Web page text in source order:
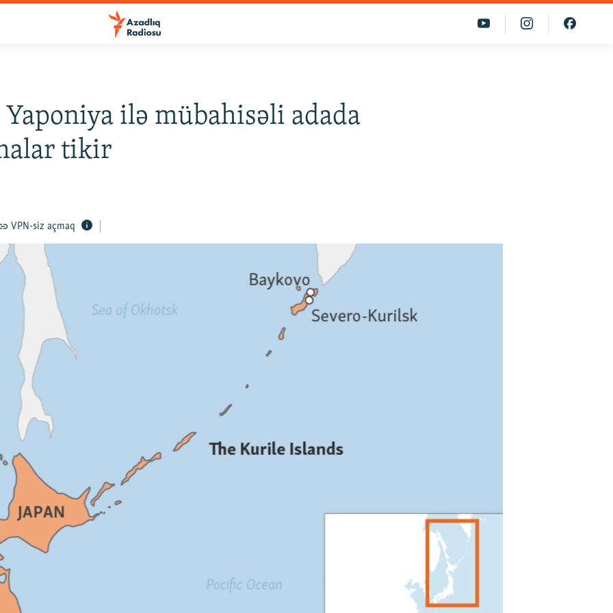
Yaponiya ilə mübahisəli adada
tikir
VPN-siz açmaq